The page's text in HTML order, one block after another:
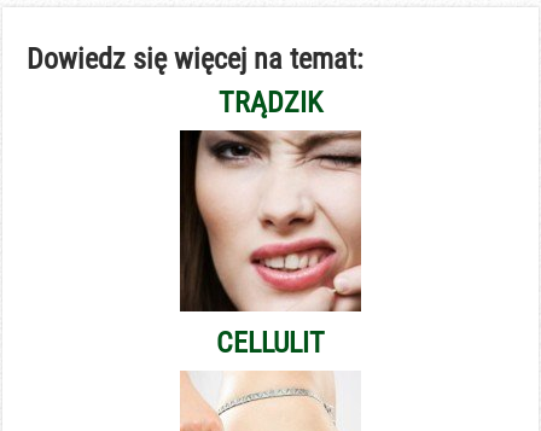
Dowiedz się więcej na temat:
TRĄDZIK
CELLULIT